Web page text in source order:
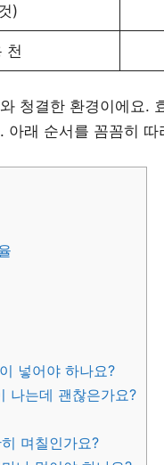
)
천
청결한 환경이에요.
아래 순서를 꼼꼼히
넣어야 하나요?
나는데 괜찮은가요?
며칠인가요?